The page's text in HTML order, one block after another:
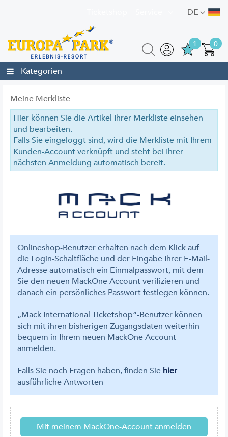
DE
0
1
Kategorien
Meine Merkliste
Hier können Sie die Artikel Ihrer Merkliste einsehen
und bearbeiten.
Falls Sie eingeloggt sind, wird die Merkliste mit Ihrem
Kunden-Account verknüpft und steht bei Ihrer
nächsten Anmeldung automatisch bereit.
Onlineshop-Benutzer erhalten nach dem Klick auf
die Login-Schaltfläche und der Eingabe Ihrer E-Mail-
Adresse automatisch ein Einmalpasswort, mit dem
Sie den neuen MackOne Account verifizieren und
danach ein persönliches Passwort festlegen können.
„Mack International Ticketshop“-Benutzer können
sich mit ihren bisherigen Zugangsdaten weiterhin
bequem in Ihrem neuen MackOne Account
anmelden.
Falls Sie noch Fragen haben, finden Sie hier
ausführliche Antworten